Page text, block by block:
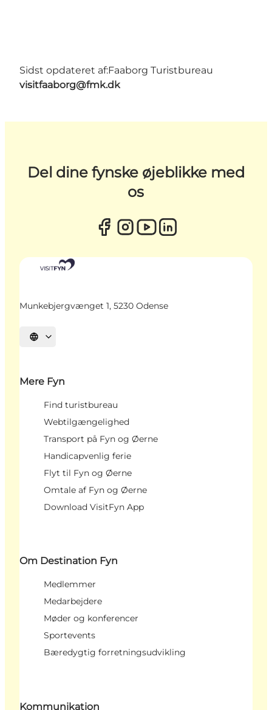
Sidst opdateret af:Faaborg Turistbureau
visitfaaborg@fmk.dk
Del dine fynske øjeblikke med
os
Munkebjergvænget 1, 5230 Odense
Vælg sprog
Mere Fyn
Find turistbureau
Webtilgængelighed
Transport på Fyn og Øerne
Handicapvenlig ferie
Flyt til Fyn og Øerne
Omtale af Fyn og Øerne
Download VisitFyn App
Om Destination Fyn
Medlemmer
Medarbejdere
Møder og konferencer
Sportevents
Bæredygtig forretningsudvikling
Kommunikation